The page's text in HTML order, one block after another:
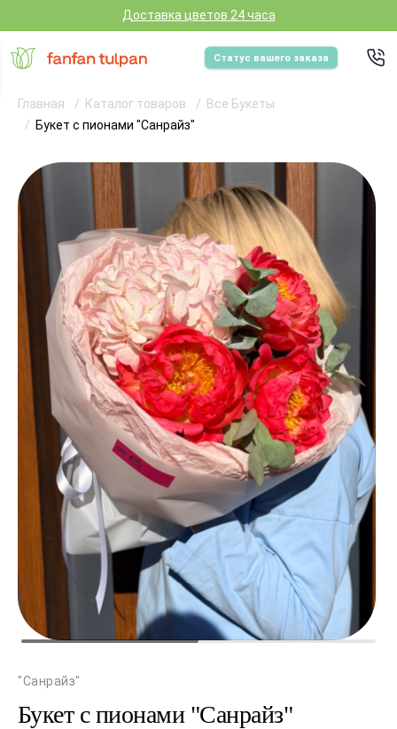
Доставка цветов 24 часа
Статус вашего заказа
Главная Каталог товаров
Все Букеты
Букет с пионами "Санрайз"
"Санрайз"
Букет с пионами "Санрайз"